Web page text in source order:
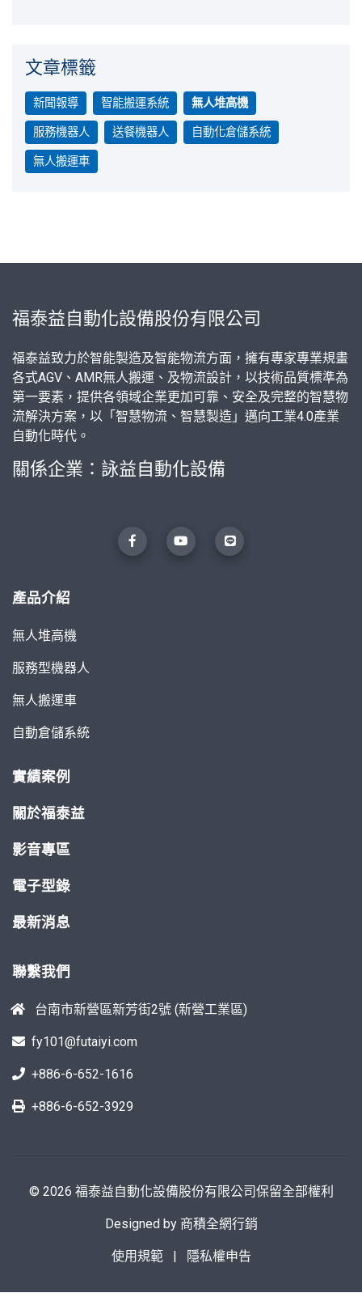
文章標籤
新聞報導 智能搬運系統 無人堆高機
服務機器人 送餐機器人 自動化倉儲系統
無人搬運車
福泰益自動化設備股份有限公司
福泰益致力於智能製造及智能物流方面，擁有專家專業規畫
各式AGV、AMR無人搬運、及物流設計，以技術品質標準為
第一要素，提供各領域企業更加可靠、安全及完整的智慧物
流解決方案，以「智慧物流、智慧製造」邁向工業4.0產業
自動化時代。
關係企業： 詠益自動化設備
產品介紹
無人堆高機
服務型機器人
無人搬運車
自動倉儲系統
實績案例
關於福泰益
影音專區
電子型錄
最新消息
聯繫我們
台南市新營區新芳街2號 (新營工業區)
fy101@futaiyi.com
+886-6-652-1616
+886-6-652-3929
© 2026 福泰益自動化設備股份有限公司保留全部權利
Designed by 商積全網行銷
使用規範 隱私權申告